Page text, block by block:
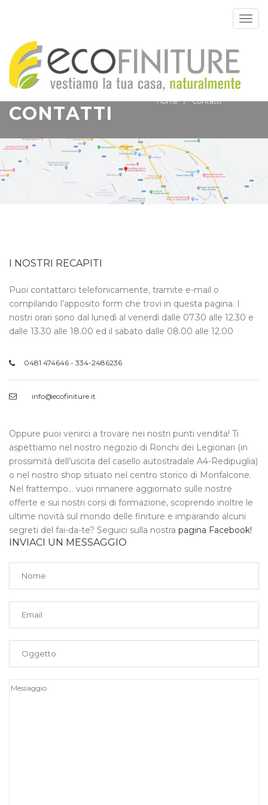
CONTATTI
Home Contatti
I NOSTRI RECAPITI
Puoi contattarci telefonicamente, tramite e-mail o
compilando l’apposito form che trovi in questa pagina. I
nostri orari sono dal lunedì al venerdì dalle 07.30 alle 12.30 e
dalle 13.30 alle 18.00 ed il sabato dalle 08.00 alle 12.00
0481 474646 - 334-2486236
info@ecofiniture.it
Oppure puoi venirci a trovare nei nostri punti vendita! Ti
aspettiamo nel nostro negozio di Ronchi dei Legionari (in
prossimità dell’uscita del casello autostradale A4-Redipuglia)
o nel nostro shop situato nel centro storico di Monfalcone.
Nel frattempo… vuoi rimanere aggiornato sulle nostre
offerte e sui nostri corsi di formazione, scoprendo inoltre le
ultime novità sul mondo delle finiture e imparando alcuni
segreti del fai-da-te? Seguici sulla nostra pagina Facebook!
INVIACI UN MESSAGGIO